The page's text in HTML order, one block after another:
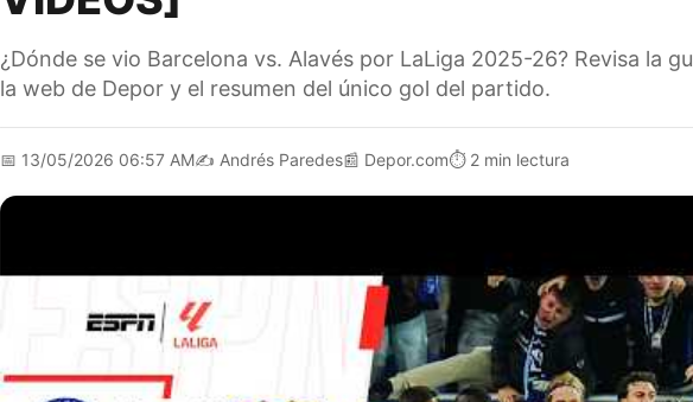
¿Dónde se vio Barcelona vs. Alavés por LaLiga 2025-26? Revisa la
la web de Depor y el resumen del único gol del partido.
📅 13/05/2026 06:57 AM✍️ Andrés Paredes📰 Depor.com⏱️ 2 min lectura